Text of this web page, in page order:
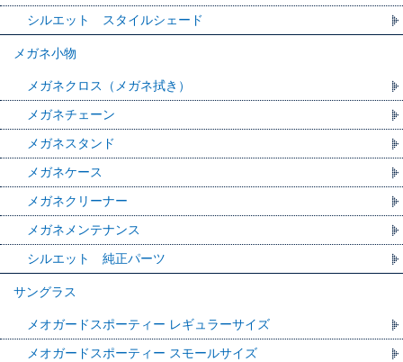
シルエット スタイルシェード
メガネ小物
メガネクロス（メガネ拭き）
メガネチェーン
メガネスタンド
メガネケース
メガネクリーナー
メガネメンテナンス
シルエット 純正パーツ
サングラス
メオガードスポーティー レギュラーサイズ
メオガードスポーティー スモールサイズ